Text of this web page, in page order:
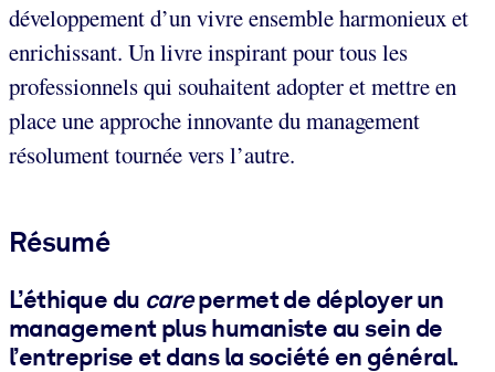
développement d’un vivre ensemble harmonieux et
enrichissant. Un livre inspirant pour tous les
professionnels qui souhaitent adopter et mettre en
place une approche innovante du management
résolument tournée vers l’autre.
Résumé
L’éthique du carepermet de déployer un
management plus humaniste au sein de
l’entreprise et dans la société en général.